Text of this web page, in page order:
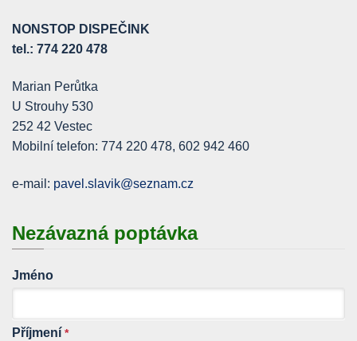
NONSTOP DISPEČINK
tel.: 774 220 478
Marian Perůtka
U Strouhy 530
252 42 Vestec
Mobilní telefon: 774 220 478, 602 942 460
e-mail: pavel.slavik@seznam.cz
Nezávazná poptávka
Jméno
Příjmení *